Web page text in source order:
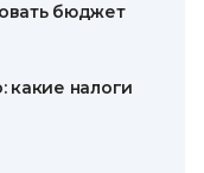
бюджет
какие налоги